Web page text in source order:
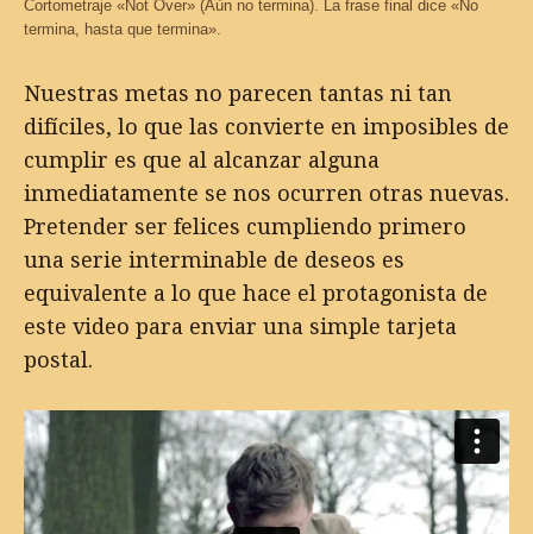
Cortometraje «Not Over» (Aún no termina). La frase final dice «No
termina, hasta que termina».
Nuestras metas no parecen tantas ni tan
difíciles, lo que las convierte en imposibles de
cumplir es que al alcanzar alguna
inmediatamente se nos ocurren otras nuevas.
Pretender ser felices cumpliendo primero
una serie interminable de deseos es
equivalente a lo que hace el protagonista de
este video para enviar una simple tarjeta
postal.